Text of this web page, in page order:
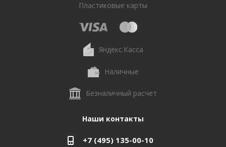
Пластиковые карты
Яндекс.Касса
Наличные
Безналичный расчет
Наши контакты
+7 (495) 135-00-10